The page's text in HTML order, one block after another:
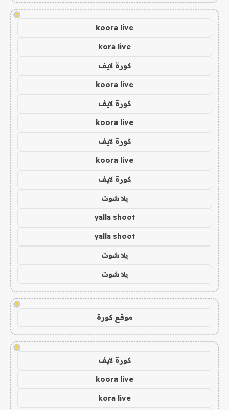
!
koora live
kora live
كورة لايف
koora live
كورة لايف
koora live
كورة لايف
koora live
كورة لايف
يلا شوت
yalla shoot
yalla shoot
يلا شوت
يلا شوت
!
موقع كورة
!
كورة لايف
koora live
kora live